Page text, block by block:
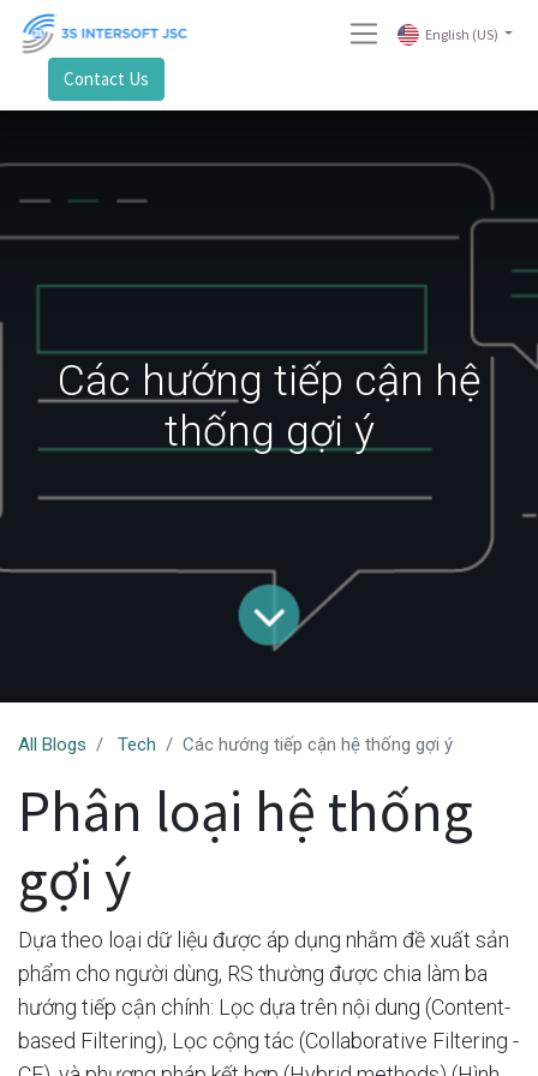
English (US)
Contact Us
Các hướng tiếp cận hệ
thống gợi ý
All Blogs Tech Các hướng tiếp cận hệ thống gợi ý
Phân loại hệ thống
gợi ý
Dựa theo loại dữ liệu được áp dụng nhằm đề xuất sản
phẩm cho người dùng, RS thường được chia làm ba
hướng tiếp cận chính: Lọc dựa trên nội dung (Content-
based Filtering), Lọc cộng tác (Collaborative Filtering -